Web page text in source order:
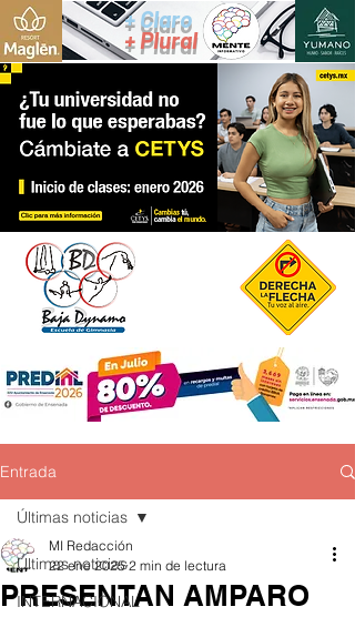
+ Claro
+ Plural
Entrada
Últimas noticias
INTERNACIONAL
Últimas noticias
PRESENTAN AMPARO
MI Redacción
22 ene 2025 2 min de lectura